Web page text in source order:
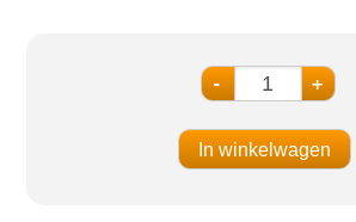
- +